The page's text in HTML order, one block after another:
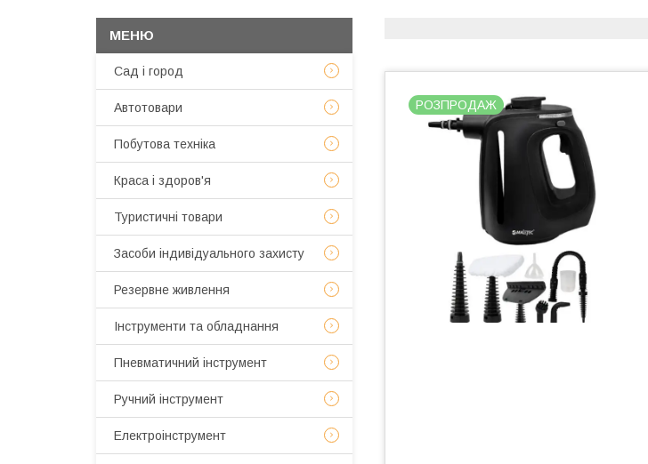
РОЗПРОДАЖ
Сад і город
Автотовари
Побутова техніка
Краса і здоров'я
Туристичні товари
Засоби індивідуального захисту
Резервне живлення
Інструменти та обладнання
Пневматичний інструмент
Ручний інструмент
Електроінструмент